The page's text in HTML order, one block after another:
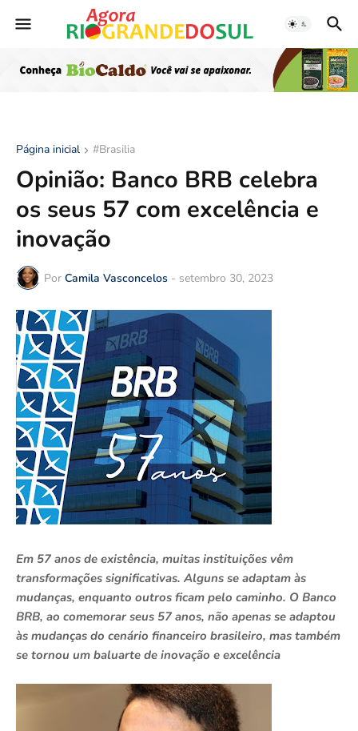
Página inicial #Brasilia
Opinião: Banco BRB celebra
os seus 57 com excelência e
inovação
Por Camila Vasconcelos - setembro 30, 2023
Em 57 anos de existência, muitas instituições vêm
transformações significativas. Alguns se adaptam às
mudanças, enquanto outros ficam pelo caminho. O Banco
BRB, ao comemorar seus 57 anos, não apenas se adaptou
às mudanças do cenário financeiro brasileiro, mas também
se tornou um baluarte de inovação e excelência